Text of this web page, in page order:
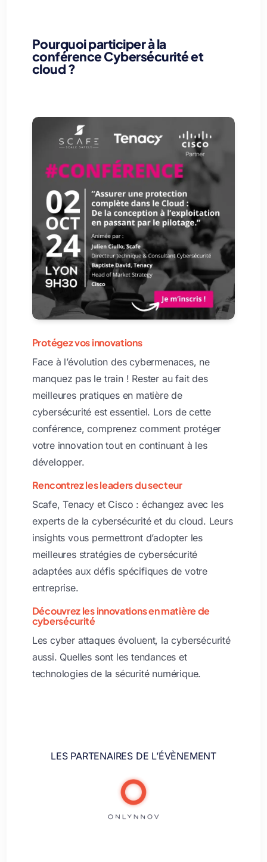
Pourquoi participer à la
conférence Cybersécurité et
cloud ?
Protégez vos innovations
Face à l’évolution des cybermenaces, ne
manquez pas le train ! Rester au fait des
meilleures pratiques en matière de
cybersécurité est essentiel. Lors de cette
conférence, comprenez comment protéger
votre innovation tout en continuant à les
développer.
Rencontrez les leaders du secteur
Scafe, Tenacy et Cisco : échangez avec les
experts de la cybersécurité et du cloud. Leurs
insights vous permettront d’adopter les
meilleures stratégies de cybersécurité
adaptées aux défis spécifiques de votre
entreprise.
Découvrez les innovations en matière de
cybersécurité
Les cyber attaques évoluent, la cybersécurité
aussi. Quelles sont les tendances et
technologies de la sécurité numérique.
LES PARTENAIRES DE L’ÉVÈNEMENT